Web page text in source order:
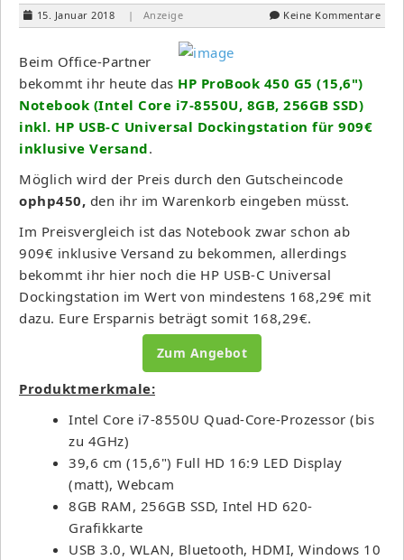
15. Januar 2018 | Anzeige Keine Kommentare
Beim Office-Partner
bekommt ihr heute das HP ProBook 450 G5 (15,6")
Notebook (Intel Core i7-8550U, 8GB, 256GB SSD)
inkl. HP USB-C Universal Dockingstation für 909€
inklusive Versand.
Möglich wird der Preis durch den Gutscheincode
ophp450, den ihr im Warenkorb eingeben müsst.
Im Preisvergleich ist das Notebook zwar schon ab
909€ inklusive Versand zu bekommen, allerdings
bekommt ihr hier noch die HP USB-C Universal
Dockingstation im Wert von mindestens 168,29€ mit
dazu. Eure Ersparnis beträgt somit 168,29€.
Zum Angebot
Produktmerkmale:
Intel Core i7-8550U Quad-Core-Prozessor (bis
zu 4GHz)
39,6 cm (15,6") Full HD 16:9 LED Display
(matt), Webcam
8GB RAM, 256GB SSD, Intel HD 620-
Grafikkarte
USB 3.0, WLAN, Bluetooth, HDMI, Windows 10